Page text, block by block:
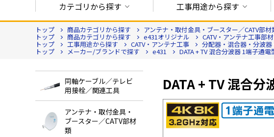
カテゴリから探す 工事用途から探す
トップ 商品カテゴリから探す アンテナ・取付金具・ブースター／CATV部材
トップ 商品カテゴリから探す e431オリジナル CATV・アンテナ工事部材
トップ 工事用途から探す CATV・アンテナ工事 分配器・混合器・分波
トップ メーカー/ブランドで探す e431 DATA + TV 混合分波器 1端子通電
同軸ケーブル／テレビ
用接栓／関連工具
アンテナ・取付金具・
ブースター／CATV部材
類
DATA + TV 混合分